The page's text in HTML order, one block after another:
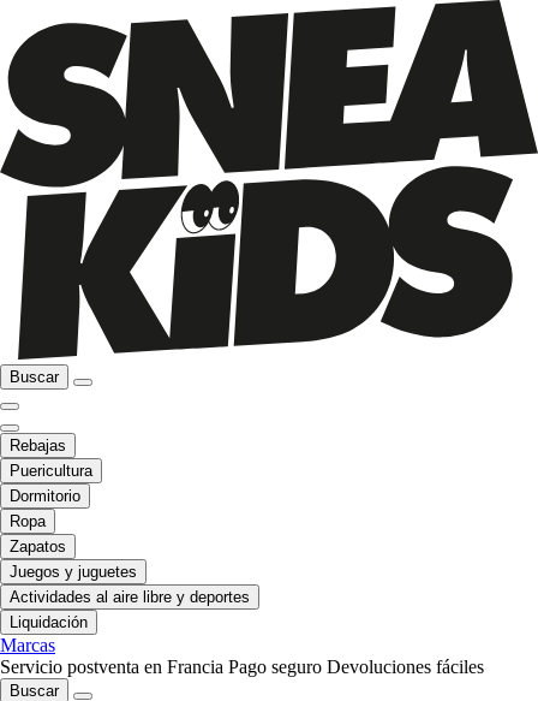
Buscar
Rebajas
Puericultura
Dormitorio
Ropa
Zapatos
Juegos y juguetes
Actividades al aire libre y deportes
Liquidación
Marcas
Servicio postventa en Francia Pago seguro Devoluciones fáciles
Buscar